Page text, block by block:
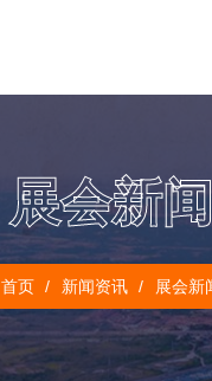
展会新闻
首页 新闻资讯 展会新